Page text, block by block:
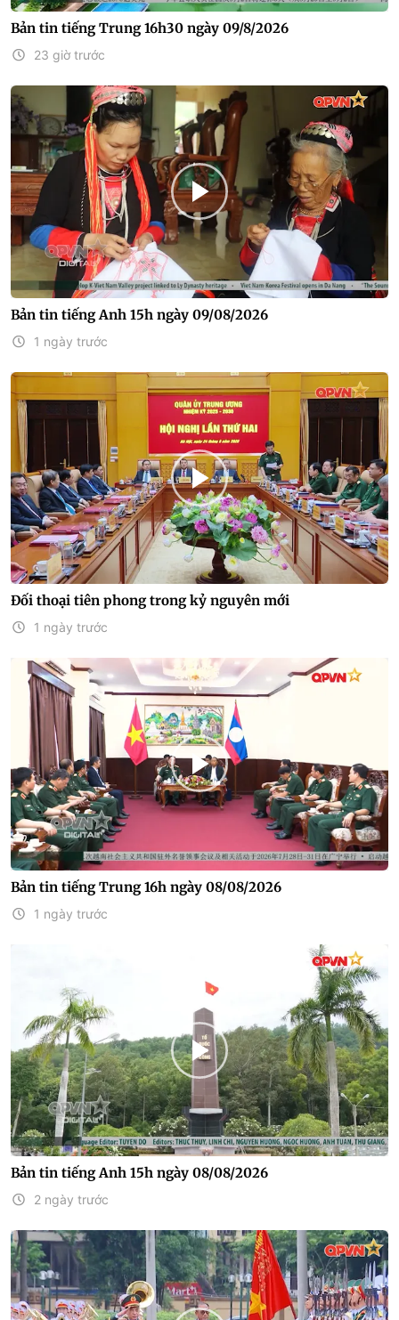
Bản tin tiếng Trung 16h30 ngày 09/8/2026
23 giờ trước
Bản tin tiếng Anh 15h ngày 09/08/2026
1 ngày trước
Đối thoại tiên phong trong kỷ nguyên mới
1 ngày trước
Bản tin tiếng Trung 16h ngày 08/08/2026
1 ngày trước
Bản tin tiếng Anh 15h ngày 08/08/2026
2 ngày trước